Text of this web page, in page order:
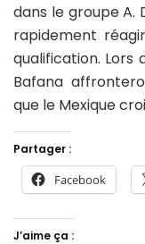
dans le groupe A.
rapidement
qualification. Lors
Bafana
que le Mexique
Partager :
Facebook
J’aime ça :